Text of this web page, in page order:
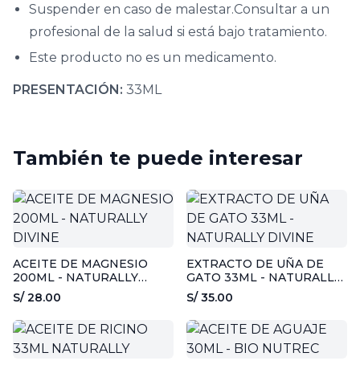
Suspender en caso de malestar.Consultar a un
profesional de la salud si está bajo tratamiento.
Este producto no es un medicamento.
PRESENTACIÓN: 33ML
También te puede interesar
ACEITE DE MAGNESIO
200ML - NATURALLY
DIVINE
S/ 28.00
EXTRACTO DE UÑA DE
GATO 33ML - NATURALLY
DIVINE
S/ 35.00